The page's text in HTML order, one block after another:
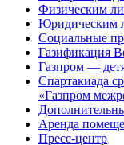
Физическим
Юридическим
Социальные
Газификация
Газпром —
Спартакиада
«Газпром
Аренда
Пресс-центр